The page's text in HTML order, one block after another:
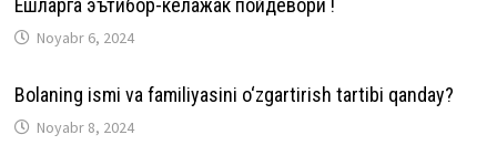
Ёшларга эътибор-келажак пойдевори !
Noyabr 6, 2024
Bolaning ismi va familiyasini o‘zgartirish tartibi qanday?
Noyabr 8, 2024